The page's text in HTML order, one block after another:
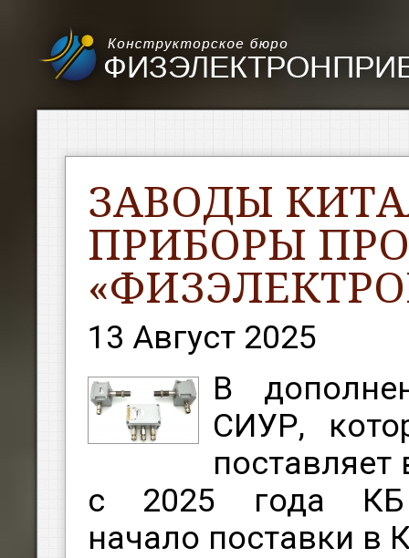
ЗАВОДЫ
ПРИБОРЫ
13 Август 2025
В
СИУР,
с 2025 года КБ
начало поставки в